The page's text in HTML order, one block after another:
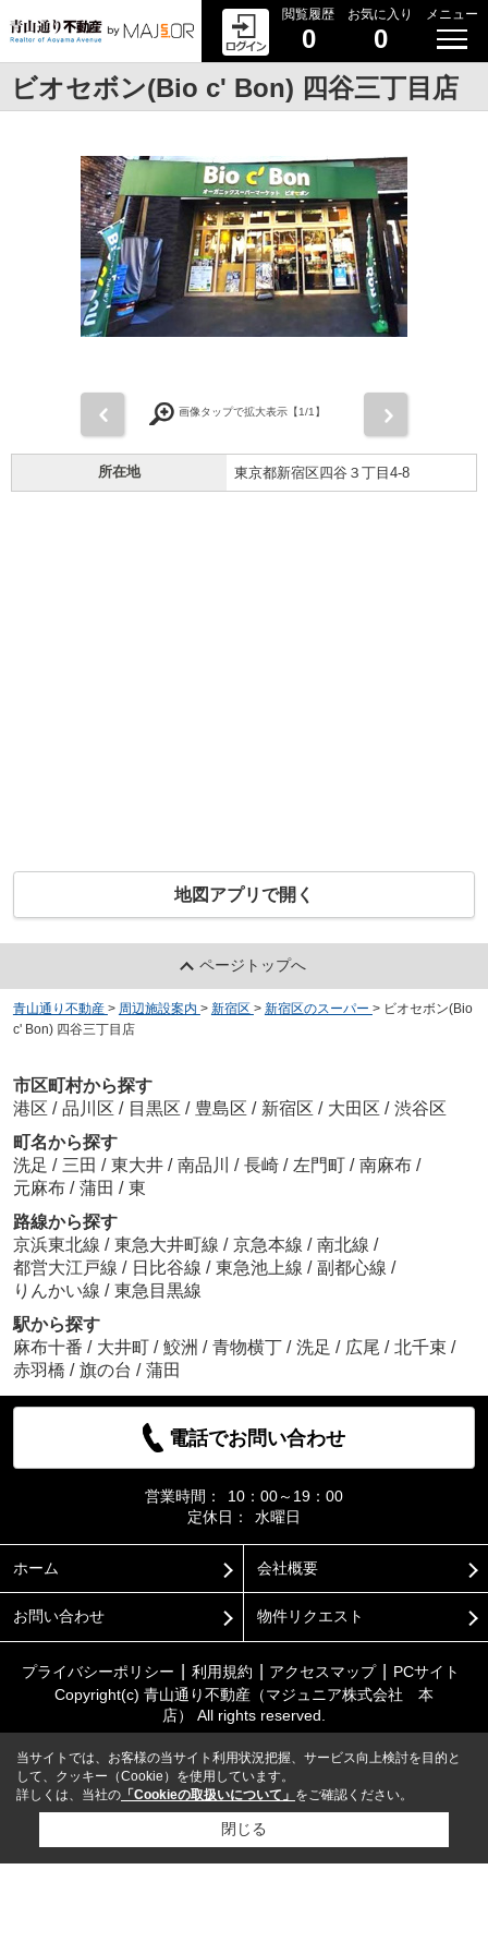
閲覧履歴
0
お気に入り
0
メニュー
ビオセボン(Bio c' Bon) 四谷三丁目店
画像タップで拡大表示【1/1】
所在地 東京都新宿区四谷３丁目4-8
地図アプリで開く
ページトップへ
青山通り不動産 > 周辺施設案内 > 新宿区 > 新宿区のスーパー > ビオセボン(Bio
c' Bon) 四谷三丁目店
市区町村から探す
港区 / 品川区 / 目黒区 / 豊島区 / 新宿区 / 大田区 / 渋谷区
町名から探す
洗足 / 三田 / 東大井 / 南品川 / 長崎 / 左門町 / 南麻布 /
元麻布 / 蒲田 / 東
路線から探す
京浜東北線 / 東急大井町線 / 京急本線 / 南北線 /
都営大江戸線 / 日比谷線 / 東急池上線 / 副都心線 /
りんかい線 / 東急目黒線
駅から探す
麻布十番 / 大井町 / 鮫洲 / 青物横丁 / 洗足 / 広尾 / 北千束 /
赤羽橋 / 旗の台 / 蒲田
電話でお問い合わせ
営業時間：
10：00～19：00
定休日：
水曜日
ホーム 会社概要
お問い合わせ 物件リクエスト
プライバシーポリシー 利用規約 アクセスマップ
PCサイト
Copyright(c) 青山通り不動産（マジュニア株式会社 本
店） All rights reserved.
当サイトでは、お客様の当サイト利用状況把握、サービス向上検討を目的と
して、クッキー（Cookie）を使用しています。
詳しくは、当社の 「Cookieの取扱いについて」 をご確認ください。
閉じる